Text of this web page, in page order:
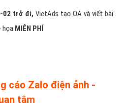
02 trở đi, VietAds tạo OA và viết bài
họa MIỄN PHÍ
cáo Zalo điện ảnh -
tâm